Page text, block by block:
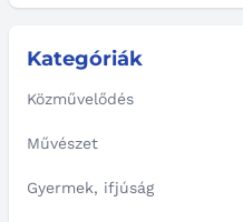
Kategóriák
Közművelődés
Művészet
Gyermek, ifjúság